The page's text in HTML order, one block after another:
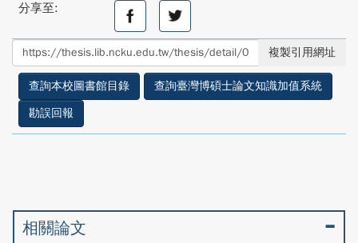
分享至:
分
至
facebook
分
享
至
twitter
複製引用網址
查詢本校圖書館目錄
查詢臺灣博碩士論文知識加值系統
勘誤回報
相關論文